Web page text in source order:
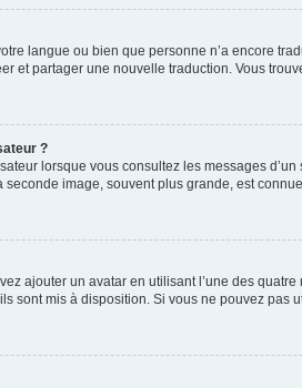
langue ou bien que personne n’a encore
et partager une nouvelle traduction. Vous
?
lorsque vous consultez les messages
image, souvent plus grande, est
ajouter un avatar en utilisant l’une des
sont mis à disposition. Si vous ne pouvez pas